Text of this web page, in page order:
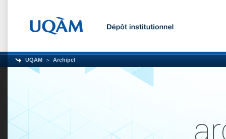
UQAM Archipel